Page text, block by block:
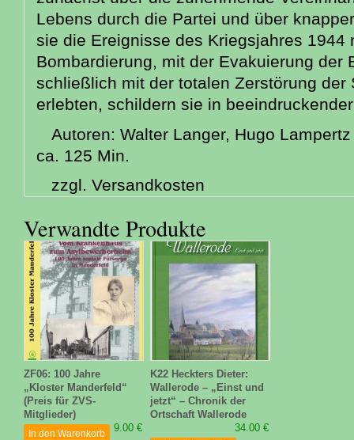
Lebens durch die Partei und über
sie die Ereignisse des Kriegsjahres 1944
Bombardierung, mit der Evakuierung der
schließlich mit der totalen Zerstörung der
erlebten, schildern sie in
Autoren: Walter Langer, Hugo
ca. 125 Min.
zzgl. Versandkosten
Verwandte Produkte
ZF06: 100 Jahre
„Kloster Manderfeld“
(Preis für ZVS-
Mitglieder)
9.00 €
In den Warenkorb
K22 Heckters Dieter:
Wallerode – „Einst und
jetzt“ – Chronik der
Ortschaft Wallerode
34.00 €